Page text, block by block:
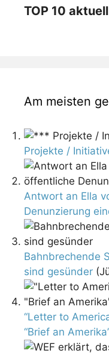
TOP 10 aktuell
Am meisten
Projekte /
Antwort an Ella
Denunzierung
Bahnbrechende
sind gesünder
“Letter to
“Brief an